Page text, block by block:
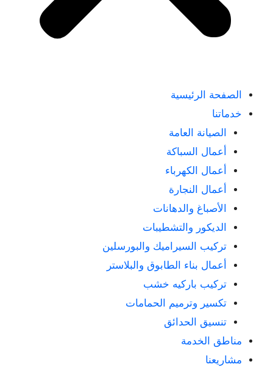
الصفحة الرئيسية
خدماتنا
الصيانة العامة
أعمال السباكة
أعمال الكهرباء
أعمال النجارة
الأصباغ والدهانات
الديكور والتشطيبات
تركيب السيراميك والبورسلين
أعمال بناء الطابوق والبلاستر
تركيب باركيه خشب
تكسير وترميم الحمامات
تنسيق الحدائق
مناطق الخدمة
مشاريعنا